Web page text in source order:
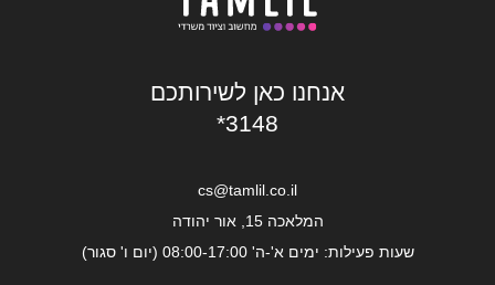
אנחנו כאן לשירותכם
*3148
cs@tamlil.co.il
המלאכה 15, אור יהודה
שעות פעילות: ימים א'-ה' 08:00-17:00 (יום ו' סגור)